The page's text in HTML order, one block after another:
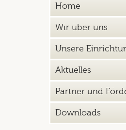
Home
Wir über uns
Unsere
Aktuelles
Partner und
Downloads